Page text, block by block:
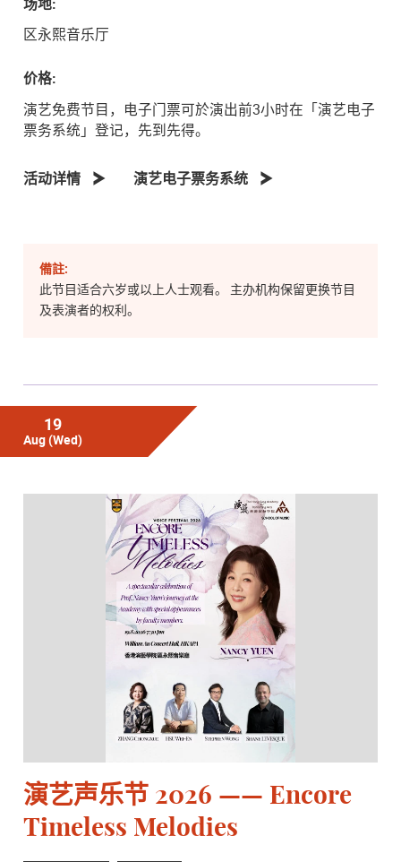
区永熙音乐厅
价格:
演艺免费节目，电子门票可於演出前3小时在「演艺电子
票务系统」登记，先到先得。
活动详情 演艺电子票务系统
備註:
此节目适合六岁或以上人士观看。 主办机构保留更换节目
及表演者的权利。
19
Aug(Wed)
演艺声乐节 2026 —— Encore
Timeless Melodies